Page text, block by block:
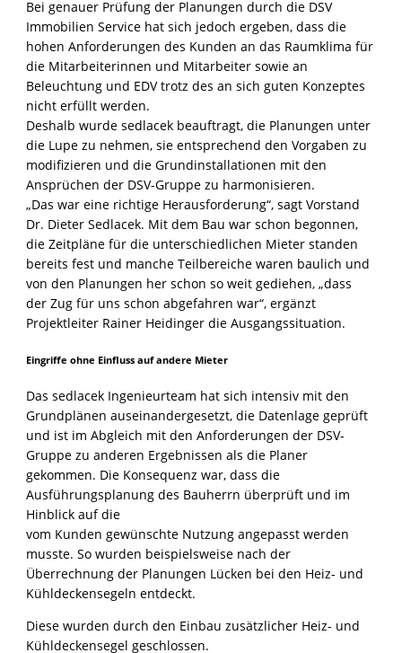
Bei genauer Prüfung der Planungen durch die DSV
Immobilien Service hat sich jedoch ergeben, dass die
hohen Anforderungen des Kunden an das Raumklima für
die Mitarbeiterinnen und Mitarbeiter sowie an
Beleuchtung und EDV trotz des an sich guten Konzeptes
nicht erfüllt werden.
Deshalb wurde sedlacek beauftragt, die Planungen unter
die Lupe zu nehmen, sie entsprechend den Vorgaben zu
modifizieren und die Grundinstallationen mit den
Ansprüchen der DSV-Gruppe zu harmonisieren.
„Das war eine richtige Herausforderung“, sagt Vorstand
Dr. Dieter Sedlacek. Mit dem Bau war schon begonnen,
die Zeitpläne für die unterschiedlichen Mieter standen
bereits fest und manche Teilbereiche waren baulich und
von den Planungen her schon so weit gediehen, „dass
der Zug für uns schon abgefahren war“, ergänzt
Projektleiter Rainer Heidinger die Ausgangssituation.
Eingriffe ohne Einfluss auf andere Mieter
Das sedlacek Ingenieurteam hat sich intensiv mit den
Grundplänen auseinandergesetzt, die Datenlage geprüft
und ist im Abgleich mit den Anforderungen der DSV-
Gruppe zu anderen Ergebnissen als die Planer
gekommen. Die Konsequenz war, dass die
Ausführungsplanung des Bauherrn überprüft und im
Hinblick auf die
vom Kunden gewünschte Nutzung angepasst werden
musste. So wurden beispielsweise nach der
Überrechnung der Planungen Lücken bei den Heiz- und
Kühldeckensegeln entdeckt.
Diese wurden durch den Einbau zusätzlicher Heiz- und
Kühldeckensegel geschlossen.